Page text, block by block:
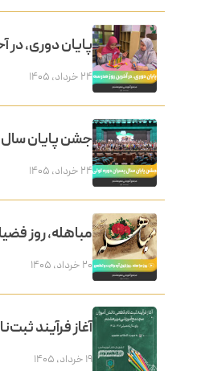
پایان دوری، در
۲۴ خرداد, ۱۴۰۵
جشن پایان سال
۲۴ خرداد, ۱۴۰۵
مباهله، روز
۲۰ خرداد, ۱۴۰۵
آغاز فرآیند
۱۹ خرداد, ۱۴۰۵